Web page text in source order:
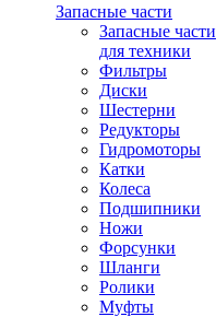
Запасные части
Запасные части
для техники
Фильтры
Диски
Шестерни
Редукторы
Гидромоторы
Катки
Колеса
Подшипники
Ножи
Форсунки
Шланги
Ролики
Муфты